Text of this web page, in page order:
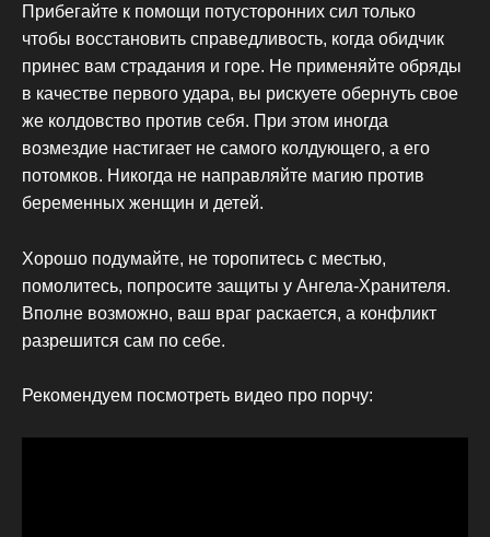
Прибегайте к помощи потусторонних сил только
чтобы восстановить справедливость, когда обидчик
принес вам страдания и горе. Не применяйте обряды
в качестве первого удара, вы рискуете обернуть свое
же колдовство против себя. При этом иногда
возмездие настигает не самого колдующего, а его
потомков. Никогда не направляйте магию против
беременных женщин и детей.
Хорошо подумайте, не торопитесь с местью,
помолитесь, попросите защиты у Ангела-Хранителя.
Вполне возможно, ваш враг раскается, а конфликт
разрешится сам по себе.
Рекомендуем посмотреть видео про порчу: